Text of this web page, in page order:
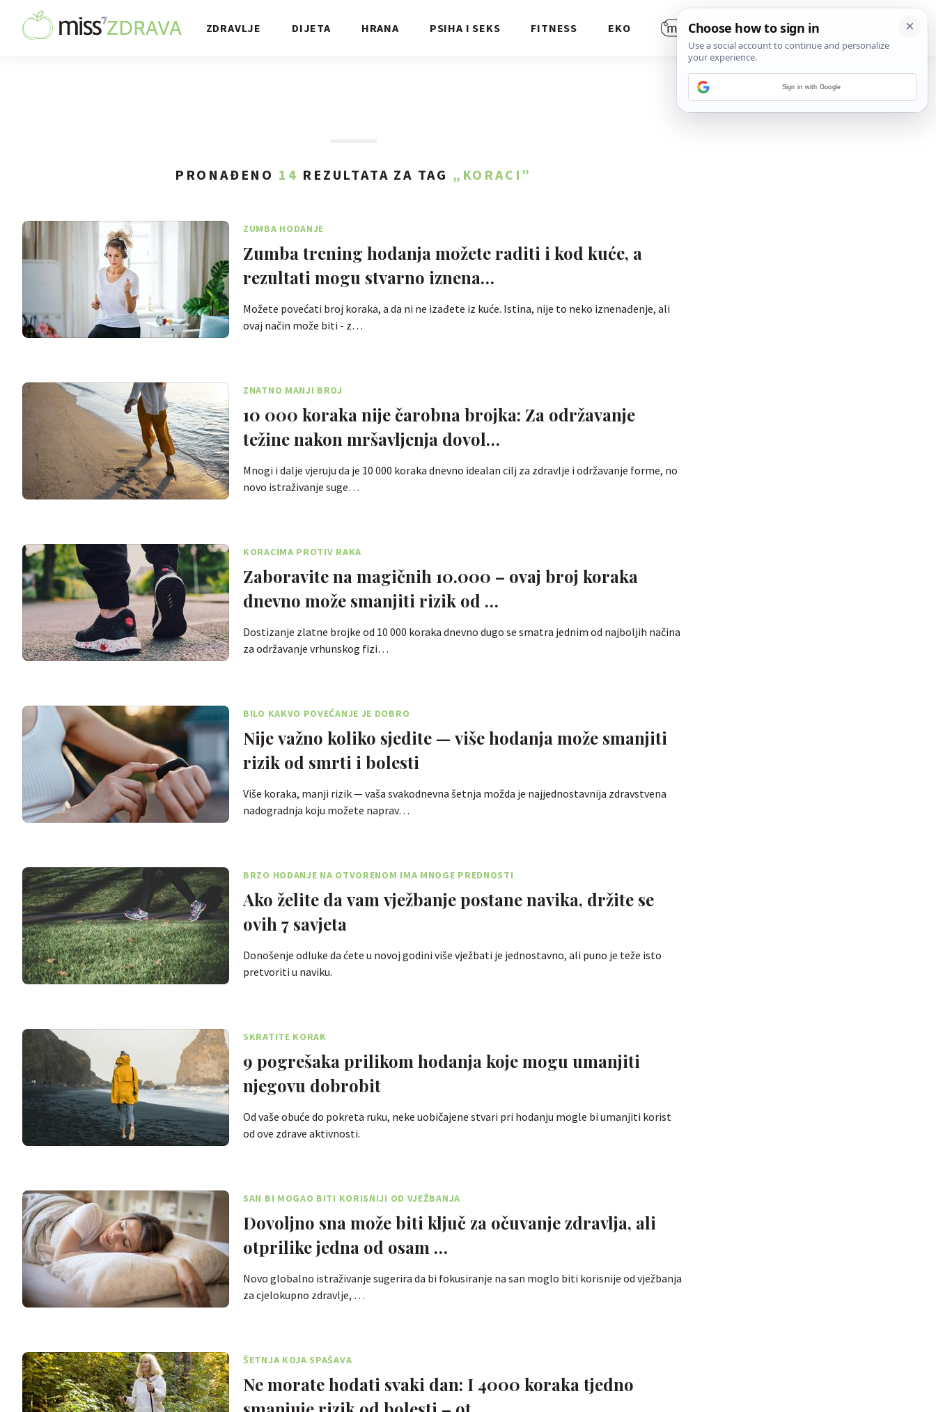
ZDRAVLJE DIJETA HRANA PSIHA I SEKS FITNESS EKO
PRONAĐENO 14 REZULTATA ZA TAG „KORACI”
ZUMBA HODANJE
Zumba trening hodanja možete raditi i kod kuće, a
rezultati mogu stvarno iznena…
Možete povećati broj koraka, a da ni ne izađete iz kuće. Istina, nije to neko iznenađenje, ali
ovaj način može biti - z…
ZNATNO MANJI BROJ
10 000 koraka nije čarobna brojka: Za održavanje
težine nakon mršavljenja dovol…
Mnogi i dalje vjeruju da je 10 000 koraka dnevno idealan cilj za zdravlje i održavanje forme, no
novo istraživanje suge…
KORACIMA PROTIV RAKA
Zaboravite na magičnih 10.000 – ovaj broj koraka
dnevno može smanjiti rizik od …
Dostizanje zlatne brojke od 10 000 koraka dnevno dugo se smatra jednim od najboljih načina
za održavanje vrhunskog fizi…
BILO KAKVO POVEĆANJE JE DOBRO
Nije važno koliko sjedite — više hodanja može smanjiti
rizik od smrti i bolesti
Više koraka, manji rizik — vaša svakodnevna šetnja možda je najjednostavnija zdravstvena
nadogradnja koju možete naprav…
BRZO HODANJE NA OTVORENOM IMA MNOGE PREDNOSTI
Ako želite da vam vježbanje postane navika, držite se
ovih 7 savjeta
Donošenje odluke da ćete u novoj godini više vježbati je jednostavno, ali puno je teže isto
pretvoriti u naviku.
SKRATITE KORAK
9 pogrešaka prilikom hodanja koje mogu umanjiti
njegovu dobrobit
Od vaše obuće do pokreta ruku, neke uobičajene stvari pri hodanju mogle bi umanjiti korist
od ove zdrave aktivnosti.
SAN BI MOGAO BITI KORISNIJI OD VJEŽBANJA
Dovoljno sna može biti ključ za očuvanje zdravlja, ali
otprilike jedna od osam …
Novo globalno istraživanje sugerira da bi fokusiranje na san moglo biti korisnije od vježbanja
za cjelokupno zdravlje, …
ŠETNJA KOJA SPAŠAVA
Ne morate hodati svaki dan: I 4000 koraka tjedno
Sign in with Google